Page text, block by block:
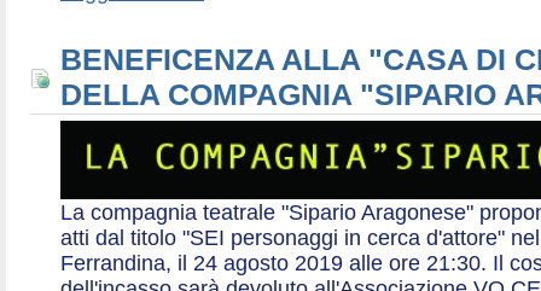
BENEFICENZA ALLA "CASA DI
DELLA COMPAGNIA "SIPARIO
La compagnia teatrale "Sipario Aragonese"
atti dal titolo "SEI personaggi in cerca d'attore"
Ferrandina, il 24 agosto 2019 alle ore 21:30. Il